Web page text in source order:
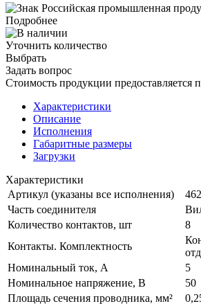
Подробнее
Уточнить количество
Выбрать
Задать вопрос
Стоимость продукции предоставляется
Характеристики
Описание
Исполнения
Габаритные размеры
Загрузки
Характеристики
Артикул (указаны все исполнения)
Часть соединителя
Количество контактов, шт
8
Контакты. Комплектность
Номинальный ток, А
5
Номинальное напряжение, В
50
Площадь сечения проводника, мм²